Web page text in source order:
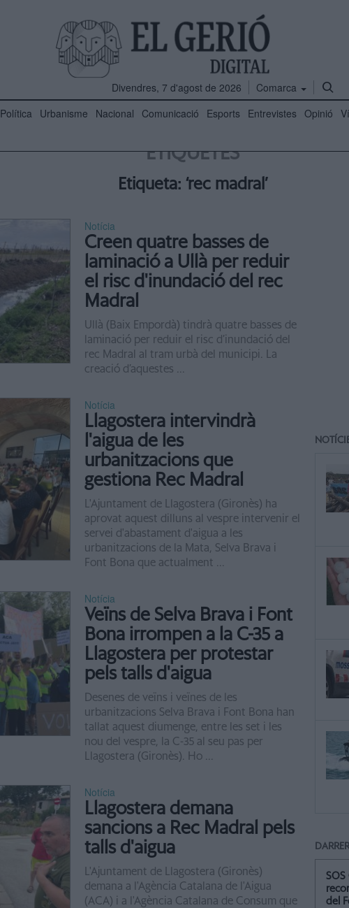
Divendres, 7 d'agost de 2026
Comarca
Política Urbanisme Nacional Comunicació Esports Entrevistes Opinió
ETIQUETES
Etiqueta: ‘rec madral’
Notícia
Creen quatre basses de
laminació a Ullà per reduir
el risc d'inundació del rec
Madral
Ullà (Baix Empordà) tindrà quatre basses de
laminació per reduir el risc d’inundació del
rec Madral al tram urbà del municipi. La
creació d’aquestes ...
Notícia
Llagostera intervindrà
l'aigua de les
urbanitzacions que
gestiona Rec Madral
L'Ajuntament de Llagostera (Gironès) ha
aprovat aquest dilluns al vespre intervenir el
servei d'abastament d'aigua a les
urbanitzacions de la Mata, Selva Brava i
Font Bona que actualment ...
Notícia
Veïns de Selva Brava i Font
Bona irrompen a la C-35 a
Llagostera per protestar
pels talls d'aigua
Desenes de veïns i veïnes de les
urbanitzacions Selva Brava i Font Bona han
tallat aquest diumenge, entre les set i les
nou del vespre, la C-35 al seu pas per
Llagostera (Gironès). Ho ...
Notícia
Llagostera demana
sancions a Rec Madral pels
talls d'aigua
L'Ajuntament de Llagostera (Gironès)
demana a l'Agència Catalana de l'Aigua
(ACA) i a l'Agència Catalana de Consum que
SOS
del